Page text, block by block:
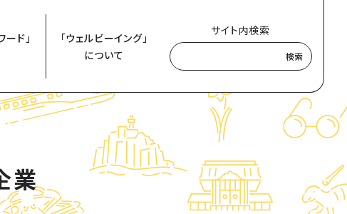
ード」
「ウェルビーイング」
について
サイト内検索
検索
業